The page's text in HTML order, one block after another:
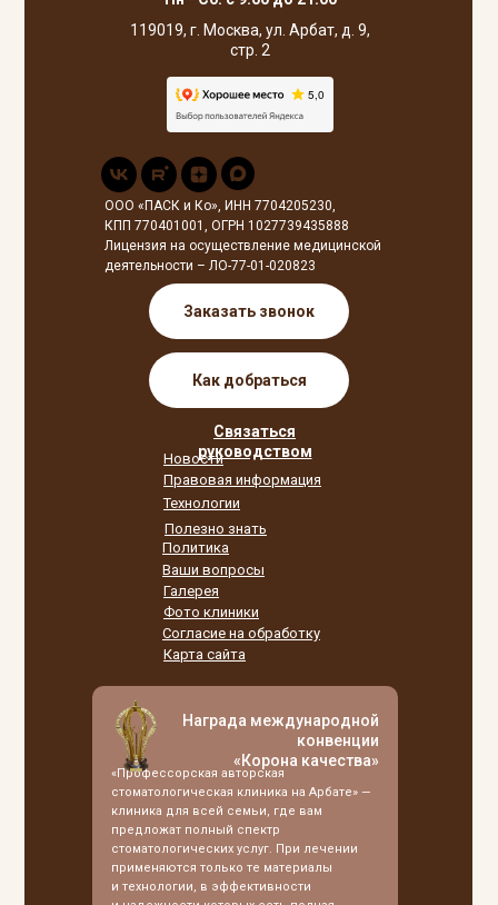
119019, г. Москва, ул. Арбат, д. 9,
стр. 2
Связаться
руководством
Как добраться
Новости
Полезно знать
Правовая информация
Политика
Согласие на обработку
Карта сайта
Галерея
Фото клиники
Ваши вопросы
Технологии
«Профессорская авторская
стоматологическая клиника на Арбате» —
клиника для всей семьи, где вам
предложат полный спектр
стоматологических услуг. При лечении
применяются только те материалы
и технологии, в эффективности
Награда международной
конвенции
«Корона качества»
Заказать звонок
ООО «ПАСК и Ко», ИНН 7704205230,
КПП 770401001, ОГРН 1027739435888
Лицензия на осуществление медицинской
деятельности – ЛО-77-01-020823